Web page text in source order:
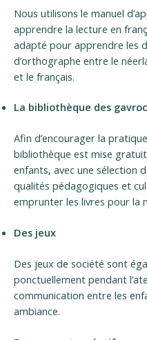
Nous utilisons le manuel
apprendre la lecture en
adapté pour apprendre les
d’orthographe entre le
et le français.
La bibliothèque des
Afin d’encourager la
bibliothèque est mise
enfants, avec une sélection
qualités pédagogiques et
emprunter les livres pour la
Des jeux
Des jeux de société sont
ponctuellement pendant
communication entre les
ambiance.